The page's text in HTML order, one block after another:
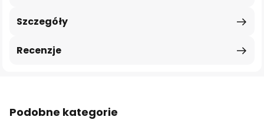
Szczegóły
Recenzje
Podobne kategorie